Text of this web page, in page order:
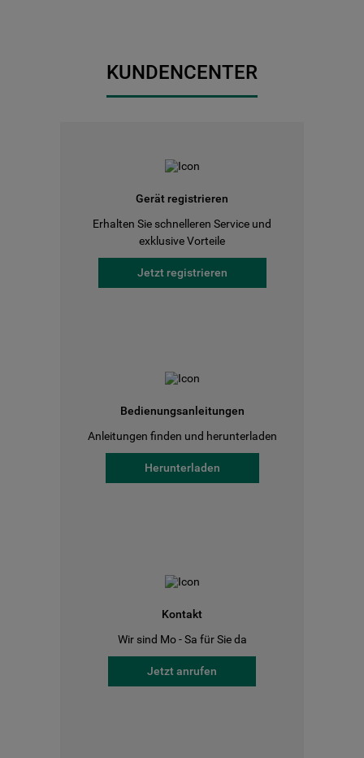
KUNDENCENTER
Gerät registrieren
Erhalten Sie schnelleren Service und
exklusive Vorteile
Jetzt registrieren
Bedienungsanleitungen
Anleitungen finden und herunterladen
Herunterladen
Kontakt
Wir sind Mo - Sa für Sie da
Jetzt anrufen